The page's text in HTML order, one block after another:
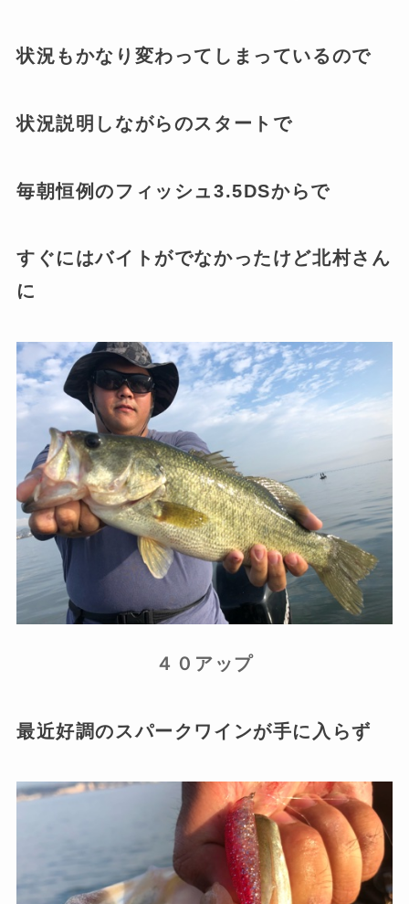
状況もかなり変わってしまっているので
状況説明しながらのスタートで
毎朝恒例のフィッシュ3.5DSからで
すぐにはバイトがでなかったけど北村さん
に
４０アップ
最近好調のスパークワインが手に入らず